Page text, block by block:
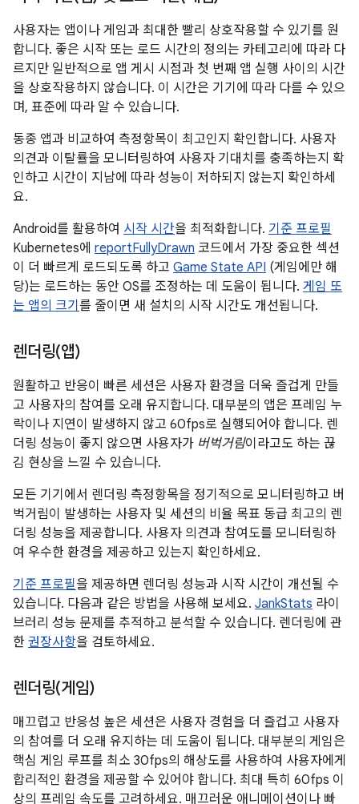
사용자는 앱이나 게임과 최대한 빨리 상호작용할 수 있기를 원
합니다. 좋은 시작 또는 로드 시간의 정의는 카테고리에 따라 다
르지만 일반적으로 앱 게시 시점과 첫 번째 앱 실행 사이의 시간
을 상호작용하지 않습니다. 이 시간은 기기에 따라 다를 수 있으
며, 표준에 따라 알 수 있습니다.
동종 앱과 비교하여 측정항목이 최고인지 확인합니다. 사용자
의견과 이탈률을 모니터링하여 사용자 기대치를 충족하는지 확
인하고 시간이 지남에 따라 성능이 저하되지 않는지 확인하세
요.
Android를 활용하여 시작 시간을 최적화합니다. 기준 프로필
Kubernetes에 reportFullyDrawn 코드에서 가장 중요한 섹션
이 더 빠르게 로드되도록 하고 Game State API (게임에만 해
당)는 로드하는 동안 OS를 조정하는 데 도움이 됩니다. 게임 또
는 앱의 크기 를 줄이면 새 설치의 시작 시간도 개선됩니다.
렌더링(앱)
원활하고 반응이 빠른 세션은 사용자 환경을 더욱 즐겁게 만들
고 사용자의 참여를 오래 유지합니다. 대부분의 앱은 프레임 누
락이나 지연이 발생하지 않고 60fps로 실행되어야 합니다. 렌
더링 성능이 좋지 않으면 사용자가 버벅거림이라고도 하는 끊
김 현상을 느낄 수 있습니다.
모든 기기에서 렌더링 측정항목을 정기적으로 모니터링하고 버
벅거림이 발생하는 사용자 및 세션의 비율 목표 동급 최고의 렌
더링 성능을 제공합니다. 사용자 의견과 참여도를 모니터링하
여 우수한 환경을 제공하고 있는지 확인하세요.
기준 프로필을 제공하면 렌더링 성능과 시작 시간이 개선될 수
있습니다. 다음과 같은 방법을 사용해 보세요. JankStats 라이
브러리 성능 문제를 추적하고 분석할 수 있습니다. 렌더링에 관
한 권장사항을 검토하세요.
렌더링(게임)
매끄럽고 반응성 높은 세션은 사용자 경험을 더 즐겁고 사용자
의 참여를 더 오래 유지하는 데 도움이 됩니다. 대부분의 게임은
핵심 게임 루프를 최소 30fps의 해상도를 사용하여 사용자에게
합리적인 환경을 제공할 수 있어야 합니다. 최대 특히 60fps 이
상의 프레임 속도를 고려하세요. 매끄러운 애니메이션이나 빠